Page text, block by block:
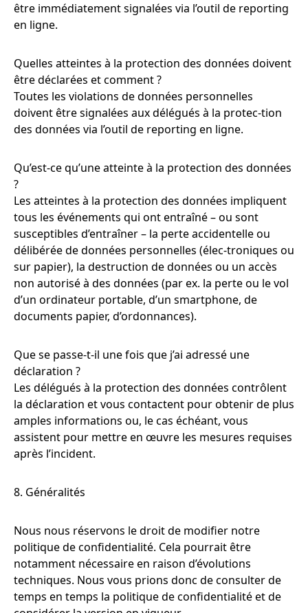
être immédiatement signalées via l’outil de reporting
en ligne.
Quelles atteintes à la protection des données doivent
être déclarées et comment ?
Toutes les violations de données personnelles
doivent être signalées aux délégués à la protec-tion
des données via l’outil de reporting en ligne.
Qu’est-ce qu’une atteinte à la protection des données
?
Les atteintes à la protection des données impliquent
tous les événements qui ont entraîné – ou sont
susceptibles d’entraîner – la perte accidentelle ou
délibérée de données personnelles (élec-troniques ou
sur papier), la destruction de données ou un accès
non autorisé à des données (par ex. la perte ou le vol
d’un ordinateur portable, d’un smartphone, de
documents papier, d’ordonnances).
Que se passe-t-il une fois que j’ai adressé une
déclaration ?
Les délégués à la protection des données contrôlent
la déclaration et vous contactent pour obtenir de plus
amples informations ou, le cas échéant, vous
assistent pour mettre en œuvre les mesures requises
après l’incident.
8. Généralités
Nous nous réservons le droit de modifier notre
politique de confidentialité. Cela pourrait être
notamment nécessaire en raison d’évolutions
techniques. Nous vous prions donc de consulter de
temps en temps la politique de confidentialité et de